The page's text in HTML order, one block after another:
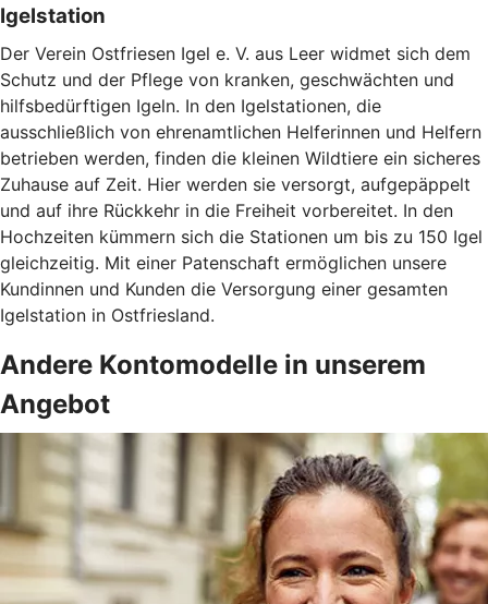
Igelstation
Der Verein Ostfriesen Igel e. V. aus Leer widmet sich dem
Schutz und der Pflege von kranken, geschwächten und
hilfsbedürftigen Igeln. In den Igelstationen, die
ausschließlich von ehrenamtlichen Helferinnen und Helfern
betrieben werden, finden die kleinen Wildtiere ein sicheres
Zuhause auf Zeit. Hier werden sie versorgt, aufgepäppelt
und auf ihre Rückkehr in die Freiheit vorbereitet. In den
Hochzeiten kümmern sich die Stationen um bis zu 150 Igel
gleichzeitig. Mit einer Patenschaft ermöglichen unsere
Kundinnen und Kunden die Versorgung einer gesamten
Igelstation in Ostfriesland.
Andere Kontomodelle in unserem
Angebot